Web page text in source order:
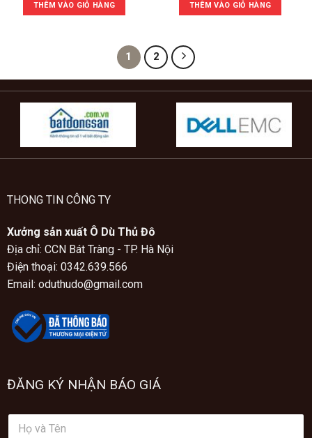
135,000₫.
88,000₫.
THÊM VÀO GIỎ HÀNG
130,000₫.
85,000₫.
THÊM VÀO GIỎ HÀNG
1 2
THONG TIN CÔNG TY
Xưởng sản xuất Ô Dù Thủ Đô
Địa chỉ: CCN Bát Tràng - TP. Hà Nội
Điện thoại: 0342.639.566
Email: oduthudo@gmail.com
ĐĂNG KÝ NHẬN BÁO GIÁ
H